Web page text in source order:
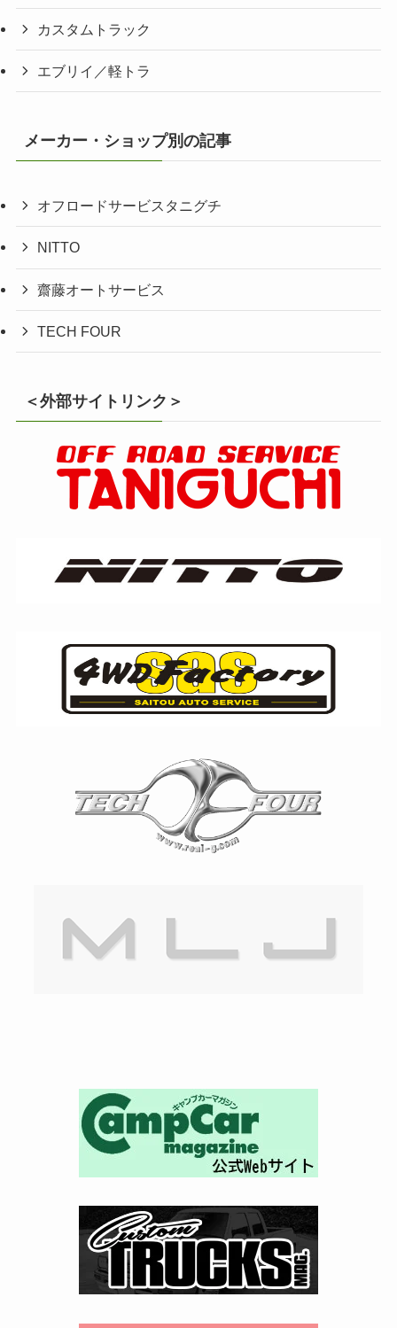
カスタムトラック
エブリイ／軽トラ
メーカー・ショップ別の記事
オフロードサービスタニグチ
NITTO
齋藤オートサービス
TECH FOUR
＜外部サイトリンク＞